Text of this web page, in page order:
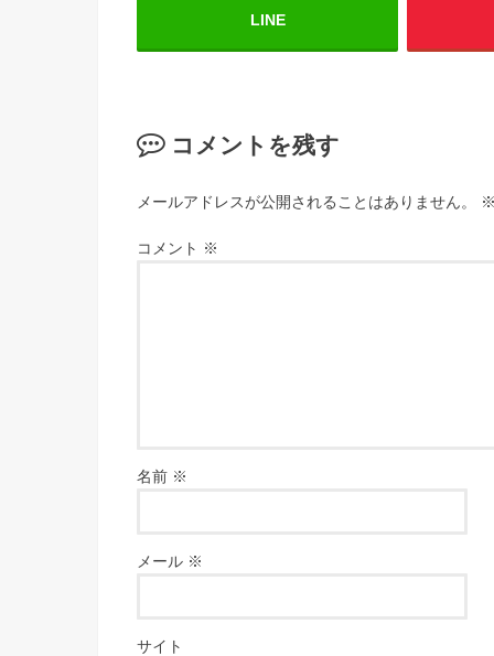
LINE
コメントを残す
メールアドレスが公開されることはありません。
コメント ※
名前 ※
メール ※
サイト